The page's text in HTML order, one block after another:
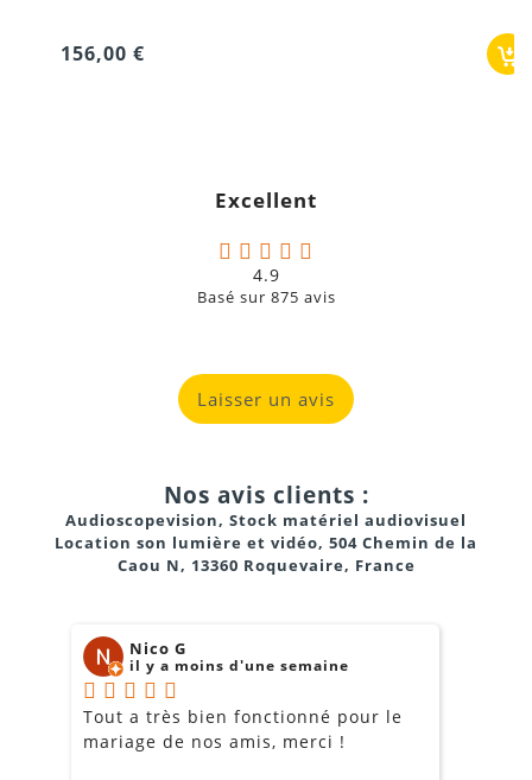
6. Le son est-il pris en compte ?
8. Quelle est l’alimentation nécessaire ?
156,00 €
Excellent
4.9
Basé sur 875 avis
Laisser un avis
Nos avis clients :
Audioscopevision, Stock matériel audiovisuel
Location son lumière et vidéo, 504 Chemin de la
Caou N, 13360 Roquevaire, France
Nico G
il y a moins d'une semaine
Tout a très bien fonctionné pour le
mariage de nos amis, merci !